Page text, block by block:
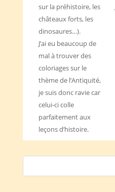
sur la préhistoire, les
châteaux forts, les
dinosaures…).
J’ai eu beaucoup de
mal à trouver des
coloriages sur le
thème de l’Antiquité,
je suis donc ravie car
celui-ci colle
parfaitement aux
leçons d’histoire.